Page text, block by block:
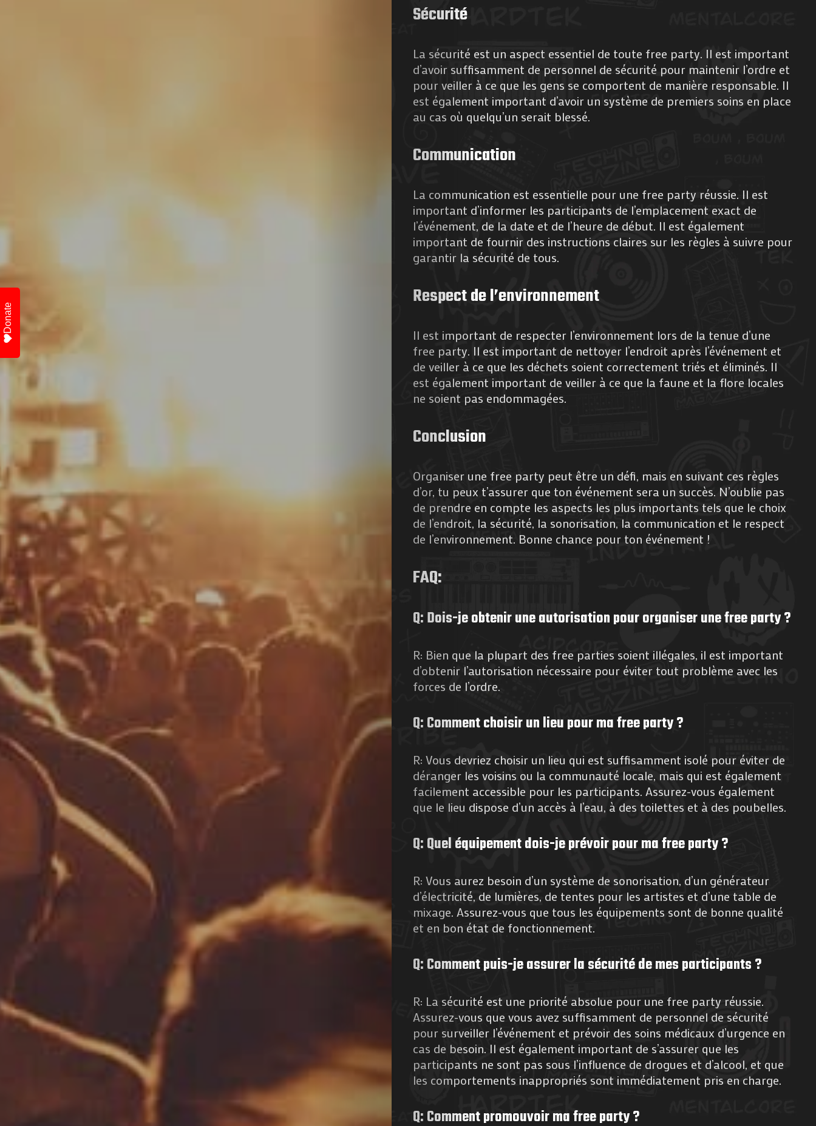
Agenda
Photos
Magazine
À
Propos
de
Nous
Contactez-
nous
Search
Sécurité
La sécurité est un aspect essentiel de toute free party. Il est important
d’avoir suffisamment de personnel de sécurité pour maintenir l’ordre et
pour veiller à ce que les gens se comportent de manière responsable. Il
est également important d’avoir un système de premiers soins en place
au cas où quelqu’un serait blessé.
Communication
La communication est essentielle pour une free party réussie. Il est
important d’informer les participants de l’emplacement exact de
l’événement, de la date et de l’heure de début. Il est également
important de fournir des instructions claires sur les règles à suivre pour
garantir la sécurité de tous.
Respect de l’environnement
Il est important de respecter l’environnement lors de la tenue d’une
free party. Il est important de nettoyer l’endroit après l’événement et
de veiller à ce que les déchets soient correctement triés et éliminés. Il
est également important de veiller à ce que la faune et la flore locales
ne soient pas endommagées.
Conclusion
Organiser une free party peut être un défi, mais en suivant ces règles
d’or, tu peux t’assurer que ton événement sera un succès. N’oublie pas
de prendre en compte les aspects les plus importants tels que le choix
de l’endroit, la sécurité, la sonorisation, la communication et le respect
de l’environnement. Bonne chance pour ton événement !
FAQ:
Q: Dois-je obtenir une autorisation pour organiser une free party ?
R: Bien que la plupart des free parties soient illégales, il est important
d’obtenir l’autorisation nécessaire pour éviter tout problème avec les
forces de l’ordre.
Q: Comment choisir un lieu pour ma free party ?
R: Vous devriez choisir un lieu qui est suffisamment isolé pour éviter de
déranger les voisins ou la communauté locale, mais qui est également
facilement accessible pour les participants. Assurez-vous également
que le lieu dispose d’un accès à l’eau, à des toilettes et à des poubelles.
Q: Quel équipement dois-je prévoir pour ma free party ?
R: Vous aurez besoin d’un système de sonorisation, d’un générateur
d’électricité, de lumières, de tentes pour les artistes et d’une table de
mixage. Assurez-vous que tous les équipements sont de bonne qualité
et en bon état de fonctionnement.
Q: Comment puis-je assurer la sécurité de mes participants ?
R: La sécurité est une priorité absolue pour une free party réussie.
Assurez-vous que vous avez suffisamment de personnel de sécurité
pour surveiller l’événement et prévoir des soins médicaux d’urgence en
cas de besoin. Il est également important de s’assurer que les
participants ne sont pas sous l’influence de drogues et d’alcool, et que
les comportements inappropriés sont immédiatement pris en charge.
Q: Comment promouvoir ma free party ?
Donate